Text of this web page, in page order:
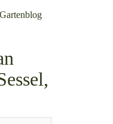
Gartenblog